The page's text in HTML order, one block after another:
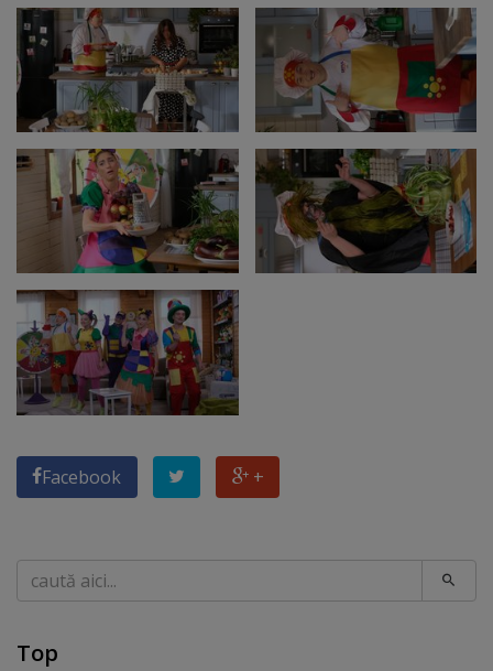
Facebook +
Caută
Top